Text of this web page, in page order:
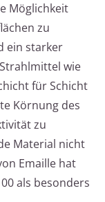
Möglichkeit
zu
ein starker
wie
für Schicht
Körnung des
zu
Material nicht
Emaille hat
als besonders